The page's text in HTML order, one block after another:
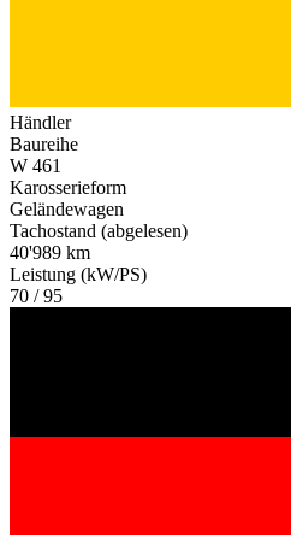
Händler
Baureihe
W 461
Karosserieform
Geländewagen
Tachostand (abgelesen)
40'989 km
Leistung (kW/PS)
70 / 95